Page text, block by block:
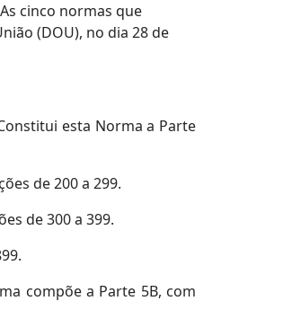
cinco normas que
(DOU), no dia 28 de
esta Norma a Parte
de 200 a 299.
de 300 a 399.
compõe a Parte 5B, com